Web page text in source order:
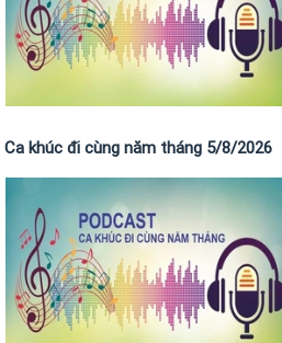
Ca khúc đi cùng năm tháng 5/8/2026